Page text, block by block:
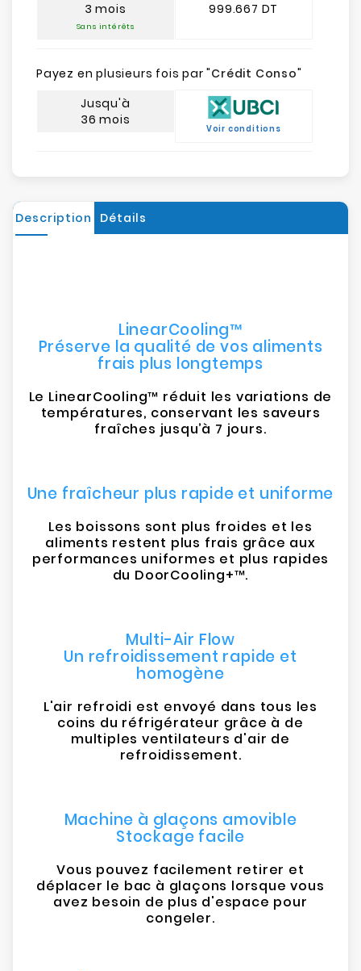
3 mois
Sans intérêts
999.667 DT
Payez en plusieurs fois par "Crédit Conso"
Jusqu'à
36 mois
Voir conditions
Description Détails
LinearCooling™
Préserve la qualité de vos aliments
frais plus longtemps
Le LinearCooling™ réduit les variations de
températures, conservant les saveurs
fraîches jusqu’à 7 jours.
Une fraîcheur plus rapide et uniforme
Les boissons sont plus froides et les
aliments restent plus frais grâce aux
performances uniformes et plus rapides
du DoorCooling+™.
Multi-Air Flow
Un refroidissement rapide et
homogène
L'air refroidi est envoyé dans tous les
coins du réfrigérateur grâce à de
multiples ventilateurs d'air de
refroidissement.
Machine à glaçons amovible
Stockage facile
Vous pouvez facilement retirer et
déplacer le bac à glaçons lorsque vous
avez besoin de plus d'espace pour
congeler.